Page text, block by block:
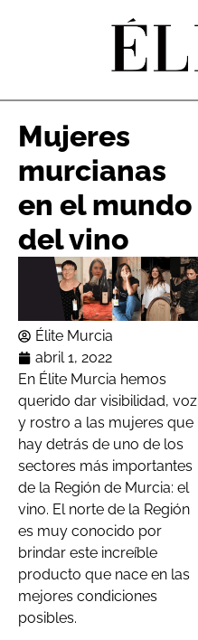
Mujeres
murcianas
en el mundo
del vino
Élite Murcia
abril 1, 2022
En Élite Murcia hemos
querido dar visibilidad, voz
y rostro a las mujeres que
hay detrás de uno de los
sectores más importantes
de la Región de Murcia: el
vino. El norte de la Región
es muy conocido por
brindar este increíble
producto que nace en las
mejores condiciones
posibles.